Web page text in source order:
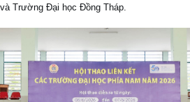
Trường Đại học Đồng Tháp.